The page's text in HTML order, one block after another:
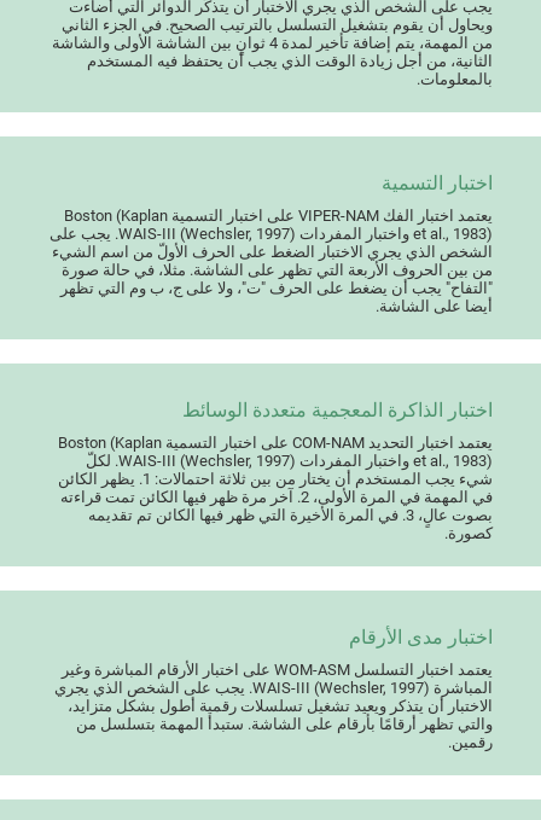
يجب على الشخص الذي يجري الاختبار أن يتذكّر الدوائر التي أضاءت
ويحاول أن يقوم بتشغيل التسلسل بالترتيب الصحيح. في الجزء الثاني
من المهمة، يتم إضافة تأخير لمدة 4 ثوانٍ بين الشاشة الأولى والشاشة
الثانية، من أجل زيادة الوقت الذي يجب أن يحتفظ فيه المستخدم
بالمعلومات.
اختبار التسمية
يعتمد اختبار الفك VIPER-NAM على اختبار التسمية Boston (Kaplan
et al., 1983) واختبار المفردات WAIS-III (Wechsler, 1997). يجب على
الشخص الذي يجري الاختبار الضغط على الحرف الأولّ من اسم الشيء
من بين الحروف الأربعة التي تظهر على الشاشة. مثلا، في حالة صورة
"التفاح" يجب أن يضغط على الحرف "ت"، ولا على ج، ب وم التي تظهر
أيضا على الشاشة.
اختبار الذاكرة المعجمية متعددة الوسائط
يعتمد اختبار التحديد COM-NAM على اختبار التسمية Boston (Kaplan
et al., 1983) واختبار المفردات WAIS-III (Wechsler, 1997). لكلّ
شيء يجب المستخدم أن يختار من بين ثلاثة احتمالات: 1. يظهر الكائن
في المهمة في المرة الأولى، 2. آخر مرة ظهر فيها الكائن تمت قراءته
بصوت عالٍ، 3. في المرة الأخيرة التي ظهر فيها الكائن تم تقديمه
كصورة.
اختبار مدى الأرقام
يعتمد اختبار التسلسل WOM-ASM على اختبار الأرقام المباشرة وغير
المباشرة WAIS-III (Wechsler, 1997). يجب على الشخص الذي يجري
الاختبار أن يتذكر ويعيد تشغيل تسلسلات رقمية أطول بشكل متزايد،
والتي تظهر أرقامًا بأرقام على الشاشة. ستبدأ المهمة بتسلسل من
رقمين.